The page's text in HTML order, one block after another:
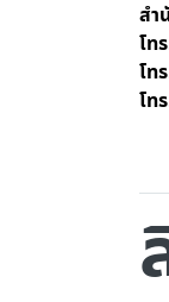
สำ
โท
โท
โท